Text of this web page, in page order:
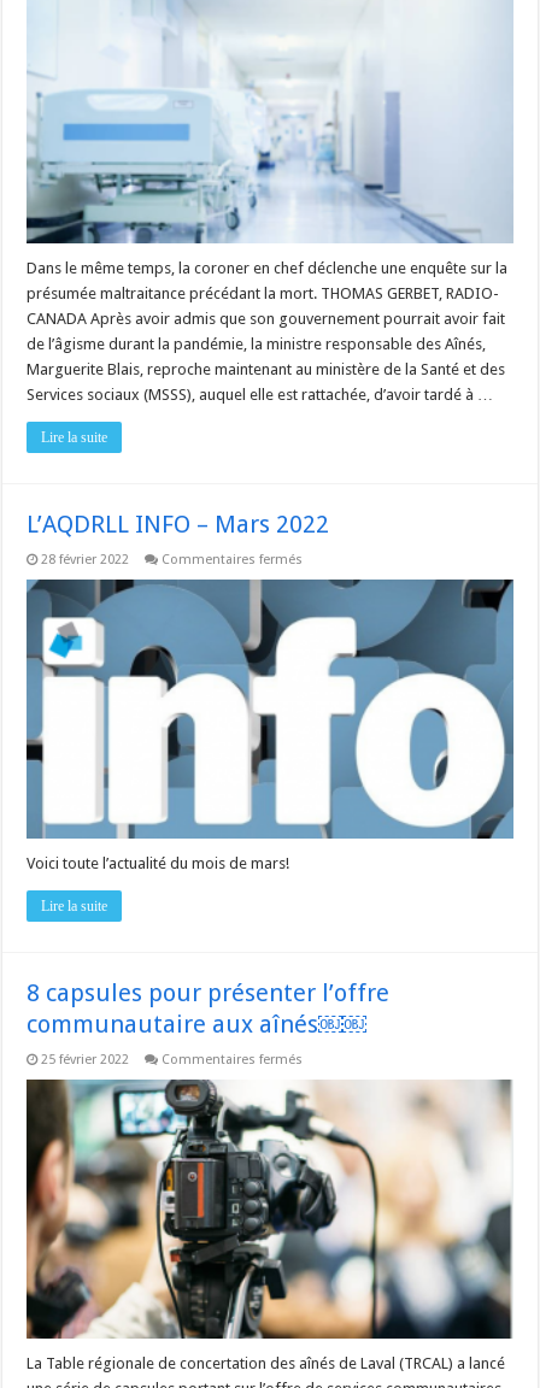
après
un
décès
troublant
en CHSLD
Dans le même temps, la coroner en chef déclenche une enquête sur la
présumée maltraitance précédant la mort. THOMAS GERBET, RADIO-
CANADA Après avoir admis que son gouvernement pourrait avoir fait
de l’âgisme durant la pandémie, la ministre responsable des Aînés,
Marguerite Blais, reproche maintenant au ministère de la Santé et des
Services sociaux (MSSS), auquel elle est rattachée, d’avoir tardé à …
Lire la suite
L’AQDRLL INFO – Mars 2022
28 février 2022 Commentaires fermés
Mars
Voici toute l’actualité du mois de mars!
Lire la suite
8 capsules pour présenter l’offre
communautaire aux aînés￼￼
25 février 2022 Commentaires fermés
capsules
pour
présenter
l’offre
communautaire
aux
aînés
￼
￼
La Table régionale de concertation des aînés de Laval (TRCAL) a lancé